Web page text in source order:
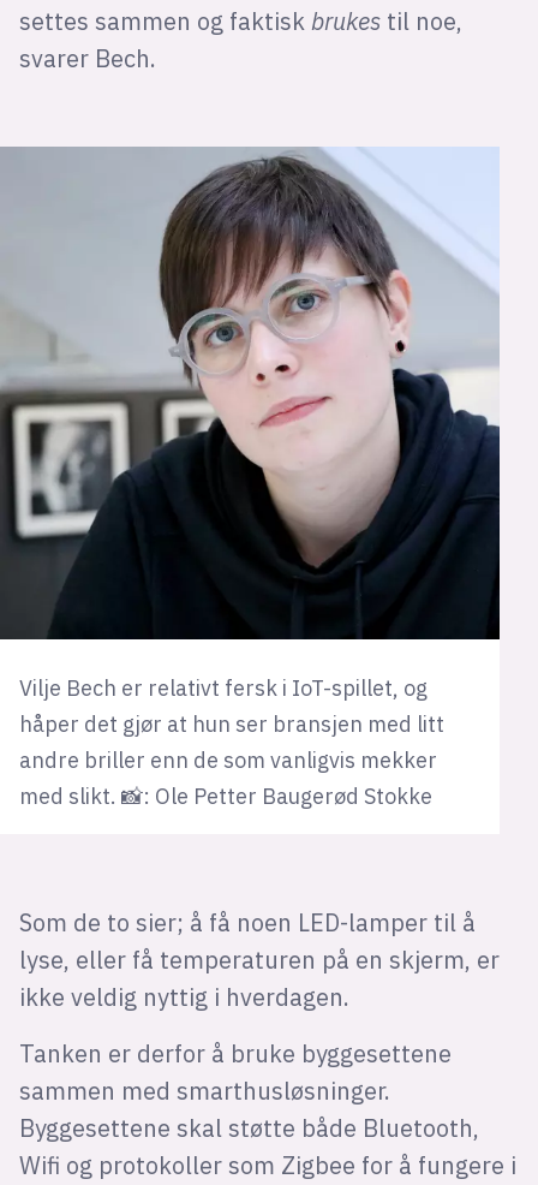
settes sammen og faktisk brukestil noe,
svarer Bech.
Vilje Bech er relativt fersk i IoT-spillet, og
håper det gjør at hun ser bransjen med litt
andre briller enn de som vanligvis mekker
med slikt. 📸: Ole Petter Baugerød Stokke
Som de to sier; å få noen LED-lamper til å
lyse, eller få temperaturen på en skjerm, er
ikke veldig nyttig i hverdagen.
Tanken er derfor å bruke byggesettene
sammen med smarthusløsninger.
Byggesettene skal støtte både Bluetooth,
Wifi og protokoller som Zigbee for å fungere i